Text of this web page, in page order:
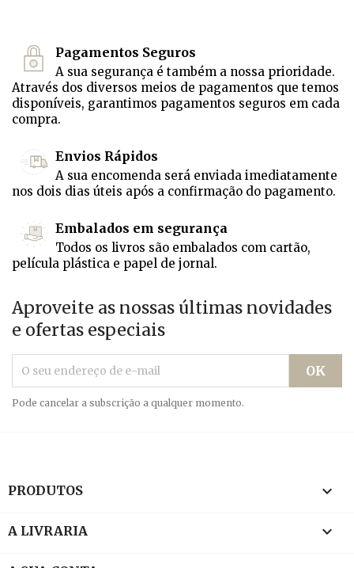
Pagamentos Seguros
A sua segurança é também a nossa prioridade.
Através dos diversos meios de pagamentos que temos
disponíveis, garantimos pagamentos seguros em cada
compra.
Envios Rápidos
A sua encomenda será enviada imediatamente
nos dois dias úteis após a confirmação do pagamento.
Embalados em segurança
Todos os livros são embalados com cartão,
película plástica e papel de jornal.
Aproveite as nossas últimas novidades
e ofertas especiais
Pode cancelar a subscrição a qualquer momento.
PRODUTOS 
A LIVRARIA 